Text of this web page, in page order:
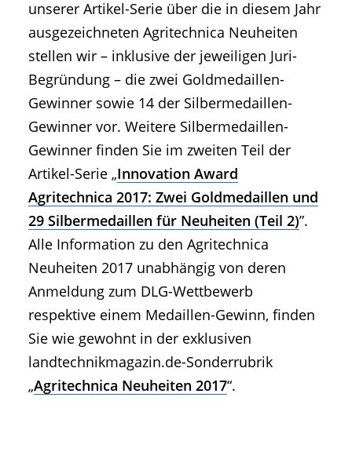
unserer Artikel-Serie über die in diesem Jahr
ausgezeichneten Agritechnica Neuheiten
stellen wir – inklusive der jeweiligen Juri-
Begründung – die zwei Goldmedaillen-
Gewinner sowie 14 der Silbermedaillen-
Gewinner vor. Weitere Silbermedaillen-
Gewinner finden Sie im zweiten Teil der
Artikel-Serie „Innovation Award
Agritechnica 2017: Zwei Goldmedaillen und
29 Silbermedaillen für Neuheiten (Teil 2)”.
Alle Information zu den Agritechnica
Neuheiten 2017 unabhängig von deren
Anmeldung zum DLG-Wettbewerb
respektive einem Medaillen-Gewinn, finden
Sie wie gewohnt in der exklusiven
landtechnikmagazin.de-Sonderrubrik
„Agritechnica Neuheiten 2017“.